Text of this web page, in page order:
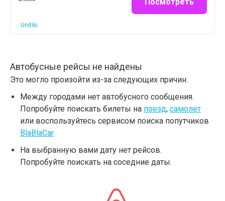
Unitiki
Автобусные рейсы не найдены
Это могло произойти из-за следующих причин:
Между городами нет автобусного сообщения.
Попробуйте поискать билеты на поезд, самолет
или воспользуйтесь сервисом поиска попутчиков
BlaBlaCar
На выбранную вами дату нет рейсов.
Попробуйте поискать на соседние даты.